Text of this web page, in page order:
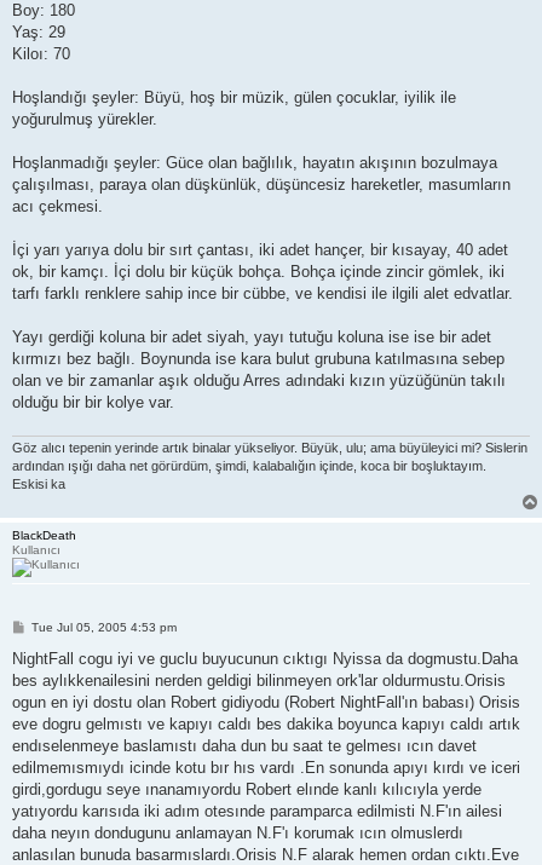
Boy: 180
Yaş: 29
Kiloı: 70
Hoşlandığı şeyler: Büyü, hoş bir müzik, gülen çocuklar, iyilik ile
yoğurulmuş yürekler.
Hoşlanmadığı şeyler: Güce olan bağlılık, hayatın akışının bozulmaya
çalışılması, paraya olan düşkünlük, düşüncesiz hareketler, masumların
acı çekmesi.
İçi yarı yarıya dolu bir sırt çantası, iki adet hançer, bir kısayay, 40 adet
ok, bir kamçı. İçi dolu bir küçük bohça. Bohça içinde zincir gömlek, iki
tarfı farklı renklere sahip ince bir cübbe, ve kendisi ile ilgili alet edvatlar.
Yayı gerdiği koluna bir adet siyah, yayı tutuğu koluna ise ise bir adet
kırmızı bez bağlı. Boynunda ise kara bulut grubuna katılmasına sebep
olan ve bir zamanlar aşık olduğu Arres adındaki kızın yüzüğünün takılı
olduğu bir bir kolye var.
Göz alıcı tepenin yerinde artık binalar yükseliyor. Büyük, ulu; ama büyüleyici mi? Sislerin
ardından ışığı daha net görürdüm, şimdi, kalabalığın içinde, koca bir boşluktayım.
Eskisi ka
BlackDeath
Kullanıcı
P
s
t
Tue Jul 05, 2005 4:53 pm
NightFall cogu iyi ve guclu buyucunun cıktıgı Nyissa da dogmustu.Daha
bes aylıkkenailesini nerden geldigi bilinmeyen ork'lar oldurmustu.Orisis
ogun en iyi dostu olan Robert gidiyodu (Robert NightFall'ın babası) Orisis
eve dogru gelmıstı ve kapıyı caldı bes dakika boyunca kapıyı caldı artık
endıselenmeye baslamıstı daha dun bu saat te gelmesı ıcın davet
edilmemısmıydı icinde kotu bır hıs vardı .En sonunda apıyı kırdı ve iceri
girdi,gordugu seye ınanamıyordu Robert elınde kanlı kılıcıyla yerde
yatıyordu karısıda iki adım otesınde paramparca edilmisti N.F'ın ailesi
daha neyın dondugunu anlamayan N.F'ı korumak ıcın olmuslerdı
anlasılan bunuda basarmıslardı.Orisis N.F alarak hemen ordan cıktı.Eve